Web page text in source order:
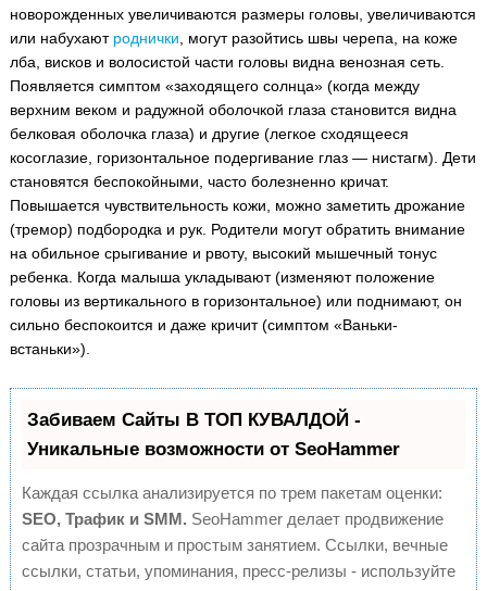
новорожденных увеличиваются размеры головы, увеличиваются
или набухают роднички , могут разойтись швы черепа, на коже
лба, висков и волосистой части головы видна венозная сеть.
Появляется симптом «заходящего солнца» (когда между
верхним веком и радужной оболочкой глаза становится видна
белковая оболочка глаза) и другие (легкое сходящееся
косоглазие, горизонтальное подергивание глаз — нистагм). Дети
становятся беспокойными, часто болезненно кричат.
Повышается чувствительность кожи, можно заметить дрожание
(тремор) подбородка и рук. Родители могут обратить внимание
на обильное срыгивание и рвоту, высокий мышечный тонус
ребенка. Когда малыша укладывают (изменяют положение
головы из вертикального в горизонтальное) или поднимают, он
сильно беспокоится и даже кричит (симптом «Ваньки-
встаньки»).
Забиваем Сайты В ТОП КУВАЛДОЙ -
Уникальные возможности от SeoHammer
Каждая ссылка анализируется по трем пакетам оценки:
SEO, Трафик и SMM. SeoHammer делает продвижение
сайта прозрачным и простым занятием. Ссылки, вечные
ссылки, статьи, упоминания, пресс-релизы - используйте